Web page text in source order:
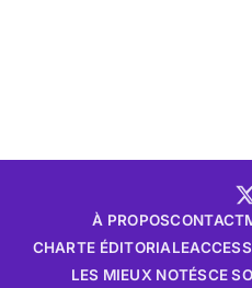
À PROPOSCONTACT
CHARTE ÉDITORIALE
LES MIEUX NOTÉSCE